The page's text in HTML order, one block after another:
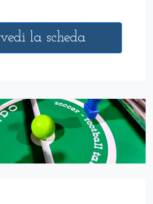
vedi la scheda